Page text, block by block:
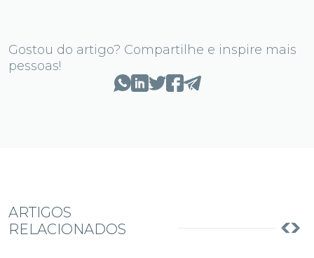
Gostou do artigo? Compartilhe e inspire mais
pessoas!
ARTIGOS
RELACIONADOS